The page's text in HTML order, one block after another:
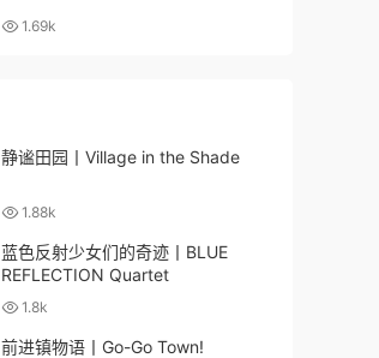
1.69k
静谧田园丨Village in the Shade
1.88k
蓝色反射少女们的奇迹丨BLUE
REFLECTION Quartet
1.8k
前进镇物语丨Go-Go Town!